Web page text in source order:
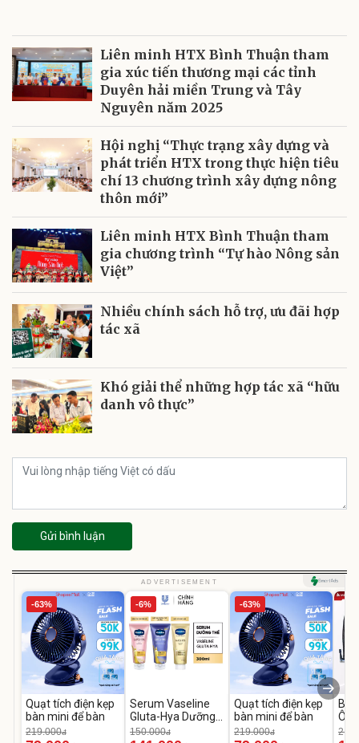
Liên minh HTX Bình Thuận tham
gia xúc tiến thương mại các tỉnh
Duyên hải miền Trung và Tây
Nguyên năm 2025
Hội nghị “Thực trạng xây dựng và
phát triển HTX trong thực hiện tiêu
chí 13 chương trình xây dựng nông
thôn mới”
Liên minh HTX Bình Thuận tham
gia chương trình “Tự hào Nông sản
Việt”
Nhiều chính sách hỗ trợ, ưu đãi hợp
tác xã
Khó giải thể những hợp tác xã “hữu
danh vô thực”
Gửi bình luận
ADVERTISEMENT
-63%
Quạt tích điện kẹp
bàn mini để bàn
219.000đ
-6%
Serum Vaseline
Gluta-Hya Dưỡng
Da Sáng Mịn Sau 7
150.000đ
-63%
Quạt tích điện kẹp
bàn mini để bàn
219.000đ
Ô